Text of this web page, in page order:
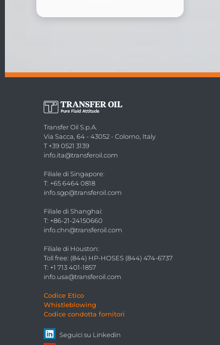
Transfer Oil S.p.A.
Via Sacca, 64 - 43052 - Colorno, Italy
T +39 0521 3139
info.ita@transferoil.com
Filiale di Singapore:
T: +65 6464 0818
info.sgp@transferoil.com
Filiale di Shanghai:
T: +86-21-24150660
info.chn@transferoil.com
Filiale di Houston:
Toll free: (844) HP-HOSES (844) 474-6737
T: +1 713 401-1857
info.usa@transferoil.com
Codice Etico
Whistleblowing
Codice condotta fornitori
Seguici su Linkedin